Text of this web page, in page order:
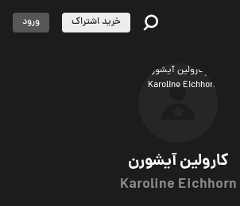
کارولین آیشورن
Karoline Eichhorn
خرید اشتراک ورود